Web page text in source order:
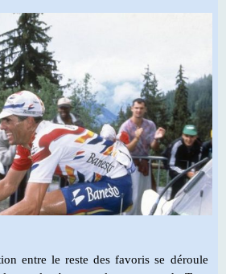
entre le reste des favoris se déroule